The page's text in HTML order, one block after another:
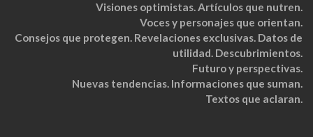
Visiones optimistas. Artículos que nutren.
Voces y personajes que orientan.
Consejos que protegen. Revelaciones exclusivas. Datos de
utilidad. Descubrimientos.
Futuro y perspectivas.
Nuevas tendencias. Informaciones que suman.
Textos que aclaran.